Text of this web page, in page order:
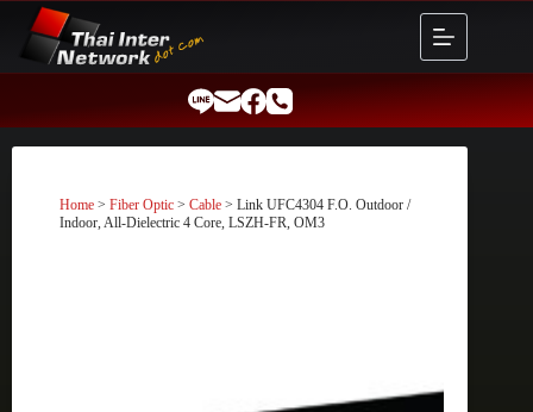
content
Home > Fiber Optic > Cable > Link UFC4304 F.O. Outdoor /
Indoor, All-Dielectric 4 Core, LSZH-FR, OM3